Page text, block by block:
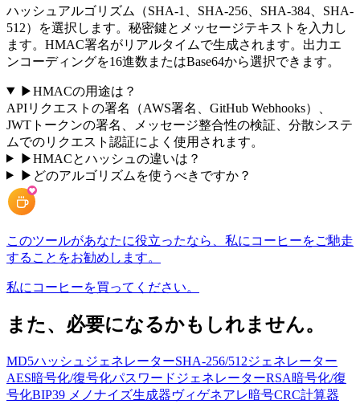
ハッシュアルゴリズム（SHA-1、SHA-256、SHA-384、SHA-
512）を選択します。秘密鍵とメッセージテキストを入力し
ます。HMAC署名がリアルタイムで生成されます。出力エ
ンコーディングを16進数またはBase64から選択できます。
▶HMACの用途は？
APIリクエストの署名（AWS署名、GitHub Webhooks）、
JWTトークンの署名、メッセージ整合性の検証、分散システ
ムでのリクエスト認証によく使用されます。
▶HMACとハッシュの違いは？
▶ どのアルゴリズムを使うべきですか？
このツールがあなたに役立ったなら、私にコーヒーをご馳走
することをお勧めします。
私にコーヒーを買ってください。
また、必要になるかもしれません。
MD5ハッシュジェネレーターSHA-256/512ジェネレーター
AES暗号化/復号化パスワードジェネレーターRSA暗号化/復
号化BIP39 メノナイズ生成器ヴィゲネアレ暗号CRC計算器